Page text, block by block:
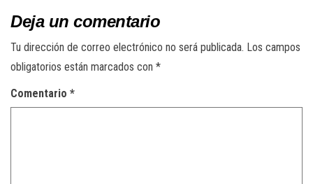
Deja un comentario
Tu dirección de correo electrónico no será publicada. Los campos
obligatorios están marcados con *
Comentario *